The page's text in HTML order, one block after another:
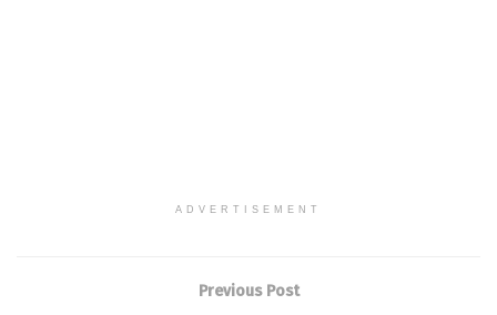
ADVERTISEMENT
Previous Post